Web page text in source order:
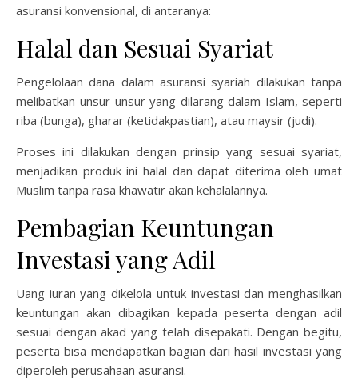
asuransi konvensional, di antaranya:
Halal dan Sesuai Syariat
Pengelolaan dana dalam asuransi syariah dilakukan tanpa
melibatkan unsur-unsur yang dilarang dalam Islam, seperti
riba (bunga), gharar (ketidakpastian), atau maysir (judi).
Proses ini dilakukan dengan prinsip yang sesuai syariat,
menjadikan produk ini halal dan dapat diterima oleh umat
Muslim tanpa rasa khawatir akan kehalalannya.
Pembagian Keuntungan
Investasi yang Adil
Uang iuran yang dikelola untuk investasi dan menghasilkan
keuntungan akan dibagikan kepada peserta dengan adil
sesuai dengan akad yang telah disepakati. Dengan begitu,
peserta bisa mendapatkan bagian dari hasil investasi yang
diperoleh perusahaan asuransi.